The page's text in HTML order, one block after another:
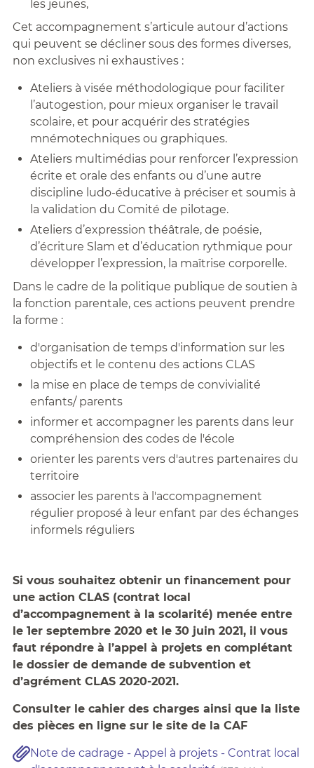
les jeunes,
Cet accompagnement s’articule autour d’actions
qui peuvent se décliner sous des formes diverses,
non exclusives ni exhaustives :
Ateliers à visée méthodologique pour faciliter
l’autogestion, pour mieux organiser le travail
scolaire, et pour acquérir des stratégies
mnémotechniques ou graphiques.
Ateliers multimédias pour renforcer l’expression
écrite et orale des enfants ou d’une autre
discipline ludo-éducative à préciser et soumis à
la validation du Comité de pilotage.
Ateliers d’expression théâtrale, de poésie,
d’écriture Slam et d’éducation rythmique pour
développer l’expression, la maîtrise corporelle.
Dans le cadre de la politique publique de soutien à
la fonction parentale, ces actions peuvent prendre
la forme :
d'organisation de temps d'information sur les
objectifs et le contenu des actions CLAS
la mise en place de temps de convivialité
enfants/ parents
informer et accompagner les parents dans leur
compréhension des codes de l'école
orienter les parents vers d'autres partenaires du
territoire
associer les parents à l'accompagnement
régulier proposé à leur enfant par des échanges
informels réguliers
Si vous souhaitez obtenir un financement pour
une action CLAS (contrat local
d’accompagnement à la scolarité) menée entre
le 1er septembre 2020 et le 30 juin 2021, il vous
faut répondre à l’appel à projets en complétant
le dossier de demande de subvention et
d’agrément CLAS 2020-2021.
Consulter le cahier des charges ainsi que la liste
des pièces en ligne sur le site de la CAF
Note de cadrage - Appel à projets - Contrat local